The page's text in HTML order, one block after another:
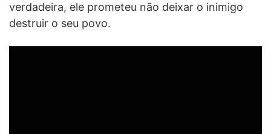
verdadeira, ele prometeu não deixar o inimigo
destruir o seu povo.